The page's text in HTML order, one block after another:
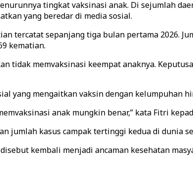
tingkat vaksinasi anak. Di sejumlah
yang beredar di media sosial.
tercatat sepanjang tiga bulan pertama 2026.
kematian.
tidak memvaksinasi keempat anaknya.
yang mengaitkan vaksin dengan kelumpuhan
anak mungkin benar,” kata Fitri
jumlah kasus campak tertinggi kedua di dunia
kembali menjadi ancaman kesehatan